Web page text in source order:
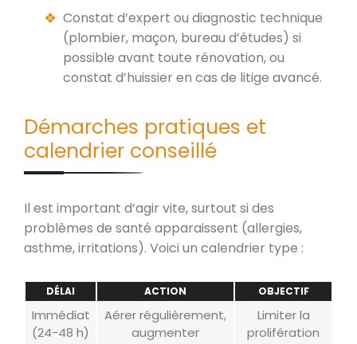
Constat d’expert ou diagnostic technique
(plombier, maçon, bureau d’études) si
possible avant toute rénovation, ou
constat d’huissier en cas de litige avancé.
Démarches pratiques et
calendrier conseillé
Il est important d’agir vite, surtout si des
problèmes de santé apparaissent (allergies,
asthme, irritations). Voici un calendrier type :
DÉLAI ACTION OBJECTIF
Immédiat
(24-48 h)
Aérer régulièrement,
augmenter
Limiter la
prolifération